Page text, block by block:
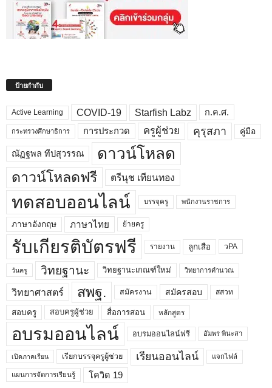
ป้ายกำกับ
Active Learning COVID-19 Starfish Labz ก.ค.ศ.
กระทรวงศึกษาธิการ การประกวด ครูผู้ช่วย คุรุสภา คู่มือ
ณัฏฐพล ทีปสุวรรณ ดาวน์โหลด
ดาวน์โหลดฟรี ตรีนุช เทียนทอง
ทดสอบออนไลน์ บรรจุครู พนักงานราชการ
ภาษาอังกฤษ ภาษาไทย ย้ายครู
รับเกียรติบัตรฟรี รายงาน ลูกเสือ วPA
วันครู วิทยฐานะ วิทยฐานะเกณฑ์ใหม่ วิทยาการคำนวณ
วิทยาศาสตร์ สพฐ. สมัครงาน สมัครสอบ สสวท
สอบครู สอบครูผู้ช่วย สื่อการสอน หลักสูตร
อบรมออนไลน์ อบรมออนไลน์ฟรี อัมพร พินะสา
เปิดภาคเรียน เรียกบรรจุครูผู้ช่วย เรียนออนไลน์ แจกไฟล์
แผนการจัดการเรียนรู้ โควิด 19